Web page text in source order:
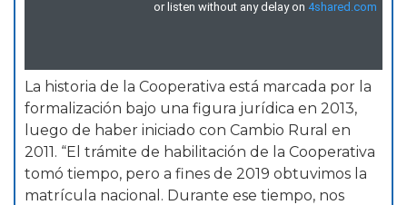
La historia de la Cooperativa está marcada por la
formalización bajo una figura jurídica en 2013,
luego de haber iniciado con Cambio Rural en
2011. “El trámite de habilitación de la Cooperativa
tomó tiempo, pero a fines de 2019 obtuvimos la
matrícula nacional. Durante ese tiempo, nos